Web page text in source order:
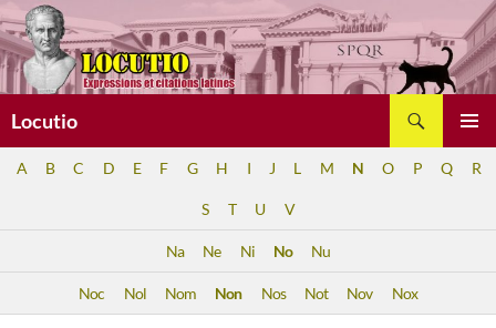
Aller
au
contenu
Locutio
A B C D E F G H I J L M N O P Q R
S T U V
Na Ne Ni No Nu
Noc Nol Nom Non Nos Not Nov Nox